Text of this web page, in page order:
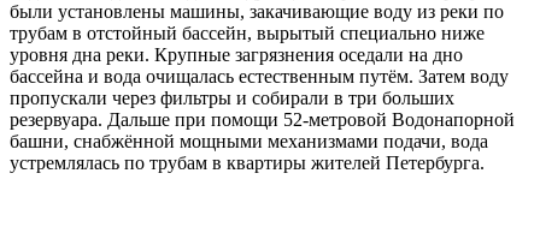
были установлены машины, закачивающие воду из реки по
трубам в отстойный бассейн, вырытый специально ниже
уровня дна реки. Крупные загрязнения оседали на дно
бассейна и вода очищалась естественным путём. Затем воду
пропускали через фильтры и собирали в три больших
резервуара. Дальше при помощи 52-метровой Водонапорной
башни, снабжённой мощными механизмами подачи, вода
устремлялась по трубам в квартиры жителей Петербурга.